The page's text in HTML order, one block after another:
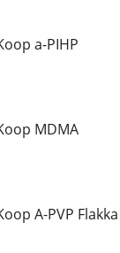
a-PIHP
MDMA
A-PVP Flakka